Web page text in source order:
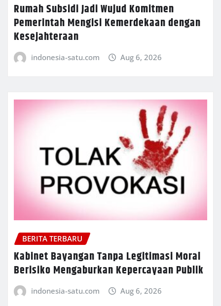
Rumah Subsidi Jadi Wujud Komitmen
Pemerintah Mengisi Kemerdekaan dengan
Kesejahteraan
indonesia-satu.com Aug 6, 2026
BERITA TERBARU
Kabinet Bayangan Tanpa Legitimasi Moral
Berisiko Mengaburkan Kepercayaan Publik
indonesia-satu.com Aug 6, 2026